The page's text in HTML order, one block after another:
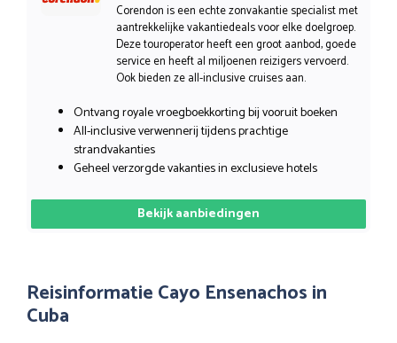
Corendon is een echte zonvakantie specialist met
aantrekkelijke vakantiedeals voor elke doelgroep.
Deze touroperator heeft een groot aanbod, goede
service en heeft al miljoenen reizigers vervoerd.
Ook bieden ze all-inclusive cruises aan.
Ontvang royale vroegboekkorting bij vooruit boeken
All-inclusive verwennerij tijdens prachtige
strandvakanties
Geheel verzorgde vakanties in exclusieve hotels
Bekijk aanbiedingen
Reisinformatie Cayo Ensenachos in
Cuba